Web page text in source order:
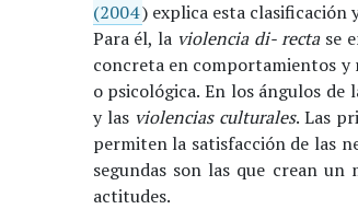
(2004) explica esta clasificación
Para él, la violencia di- rectase
concreta en comportamientos y
o psicológica. En los ángulos
y las violencias culturales. Las
permiten la satisfacción de las
segundas son las que crean
actitudes.